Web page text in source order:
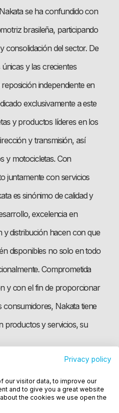
melhor
analisar
site e personalizar
concorda com
se ha confundido con
brasileña, participando
consolidación del sector. De
y las crecientes
independiente en
exclusivamente a este
y productos líderes en los
y transmisión, así
y motocicletas. Con
juntamente con servicios
es sinónimo de calidad y
excelencia en
y distribución hacen con que
disponibles no solo en todo
Comprometida
y con el fin de proporcionar
consumidores, Nakata tiene
productos y servicios, su
Parte del grupo de las
y con fábricas en Brasil,
Uruguay e India, centros
Privacy policy
our visitor data, to improve our
and to give you a great website
the cookies we use open the